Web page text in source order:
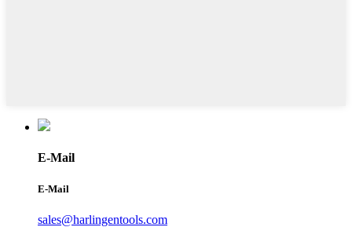
E-Mail
E-Mail
sales@harlingentools.com